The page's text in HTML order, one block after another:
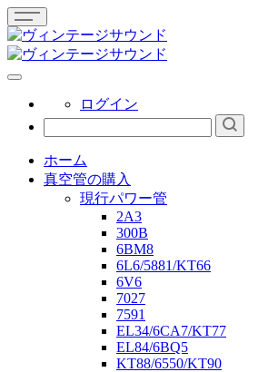
ログイン
ホーム
真空管の購入
現行パワー管
2A3
300B
6BM8
6L6/5881/KT66
6V6
7027
7591
EL34/6CA7/KT77
EL84/6BQ5
KT88/6550/KT90